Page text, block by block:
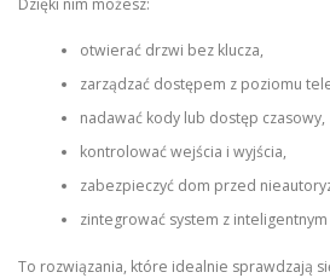
Dzięki nim możesz:
otwierać drzwi bez klucza,
zarządzać dostępem z poziomu
nadawać kody lub dostęp czasowy,
kontrolować wejścia i wyjścia,
zabezpieczyć dom przed
zintegrować system z
To rozwiązania, które idealnie sprawdzają